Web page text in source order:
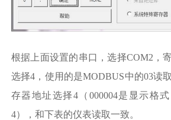
根据上面设置的串口，选择COM2，
选择4，使用的是MODBUS中的03读
存器地址选择4（000004是显示格
4），和下表的仪表读取一致。